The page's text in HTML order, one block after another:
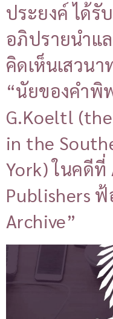
ประยงค์ ได้รั
อภิปรายนำแ
คิดเห็นเสวนา
“นัยของคำพิ
G.Koeltl
in the
York) ในคดีที่
Publishers
Archive”